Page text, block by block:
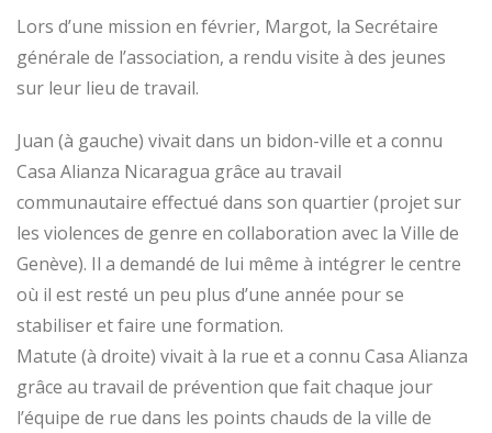
Lors d’une mission en février, Margot, la Secrétaire
générale de l’association, a rendu visite à des jeunes
sur leur lieu de travail.
Juan (à gauche) vivait dans un bidon-ville et a connu
Casa Alianza Nicaragua grâce au travail
communautaire effectué dans son quartier (projet sur
les violences de genre en collaboration avec la Ville de
Genève). Il a demandé de lui même à intégrer le centre
où il est resté un peu plus d’une année pour se
stabiliser et faire une formation.
Matute (à droite) vivait à la rue et a connu Casa Alianza
grâce au travail de prévention que fait chaque jour
l’équipe de rue dans les points chauds de la ville de